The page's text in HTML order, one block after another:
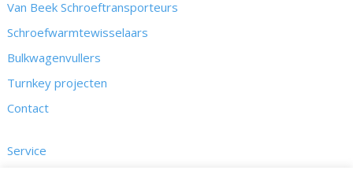
Van Beek Schroeftransporteurs
Schroefwarmtewisselaars
Bulkwagenvullers
Turnkey projecten
Contact
Service